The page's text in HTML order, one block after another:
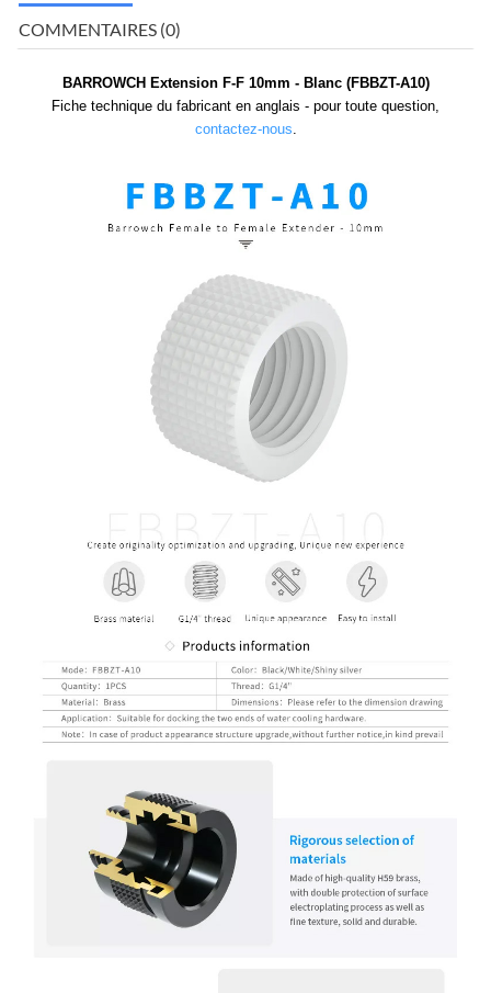
COMMENTAIRES (0)
BARROWCH Extension F-F 10mm - Blanc (FBBZT-A10)
Fiche technique du fabricant en anglais - pour toute question,
contactez-nous.